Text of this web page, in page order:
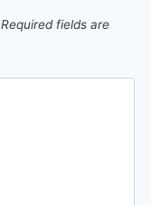
Required fields are